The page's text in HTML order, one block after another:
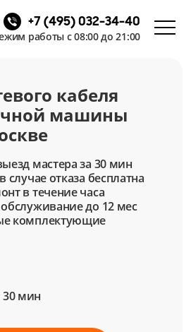
+7 (495) 032-34-40
работы с 08:00 до 21:00
кабеля
машины
мастера за 30 мин
случае отказа бесплатна
в течение часа
до 12 мес
комплектующие
30 мин